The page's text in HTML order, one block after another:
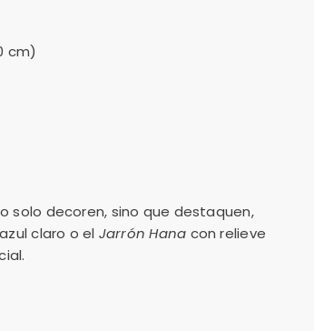
cm)
solo decoren, sino que destaquen,
claro o el Jarrón Hana con relieve